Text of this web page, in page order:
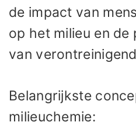
de impact van
op het milieu en de
van
Belangrijkste
milieuchemie: